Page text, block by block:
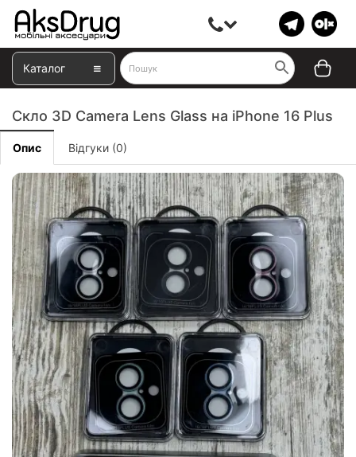
Каталог
Скло 3D Camera Lens Glass на iPhone 16 Plus
Опис Відгуки (0)